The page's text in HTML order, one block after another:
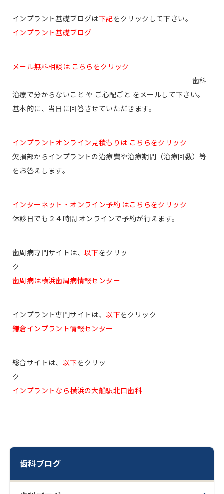
歯科ブログ
インプラント基礎ブログは下記をクリックして下さい。
インプラント基礎ブログ
メール無料相談は こちらをクリック
歯科
治療で分からないこと や ご心配ごと をメールして下さい。
基本的に、当日に回答させていただきます。
インプラントオンライン見積もりは こちらをクリック
欠損部からインプラントの治療費や治療期間（治療回数）等
をお答えします。
インターネット・オンライン予約 はこちらをクリック
休診日でも２４時間 オンラインで予約が行えます。
歯周病専門サイトは、 以下をクリッ
ク
歯周病は横浜歯周病情報センター
インプラント専門サイトは、以下をクリック
鎌倉インプラント情報センター
総合サイトは、 以下をクリッ
ク
インプラントなら横浜の大船駅北口歯科